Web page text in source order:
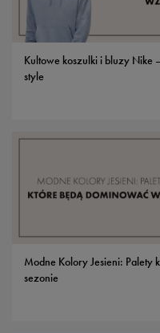
Kultowe koszulki i bluzy
style
Modne Kolory Jesieni: Palety
sezonie